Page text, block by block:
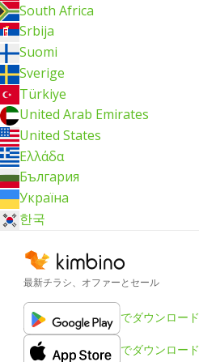
South Africa
Srbija
Suomi
Sverige
Türkiye
United Arab Emirates
United States
Ελλάδα
България
Україна
한국
最新チラシ、オファーとセール
でダウンロード
でダウンロード